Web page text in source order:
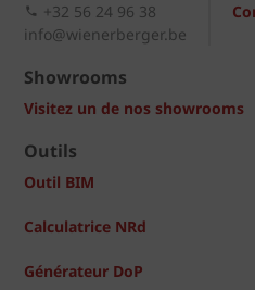
+32 56 24 96 38
info@wienerberger.be
Showrooms
Visitez un de nos showrooms
Outils
Outil BIM
Calculatrice NRd
Générateur DoP